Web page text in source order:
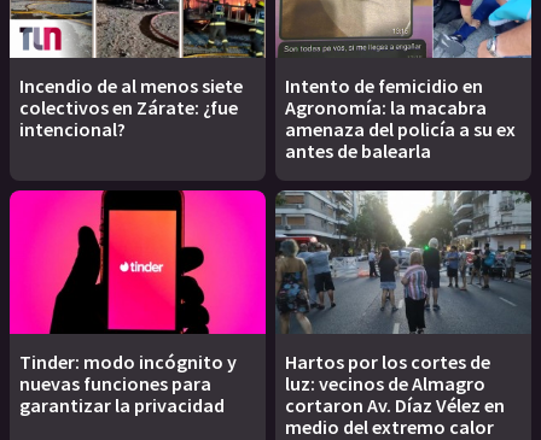
Incendio de al menos siete
colectivos en Zárate: ¿fue
intencional?
Intento de femicidio en
Agronomía: la macabra
amenaza del policía a su ex
antes de balearla
Tinder: modo incógnito y
nuevas funciones para
garantizar la privacidad
Hartos por los cortes de
luz: vecinos de Almagro
cortaron Av. Díaz Vélez en
medio del extremo calor